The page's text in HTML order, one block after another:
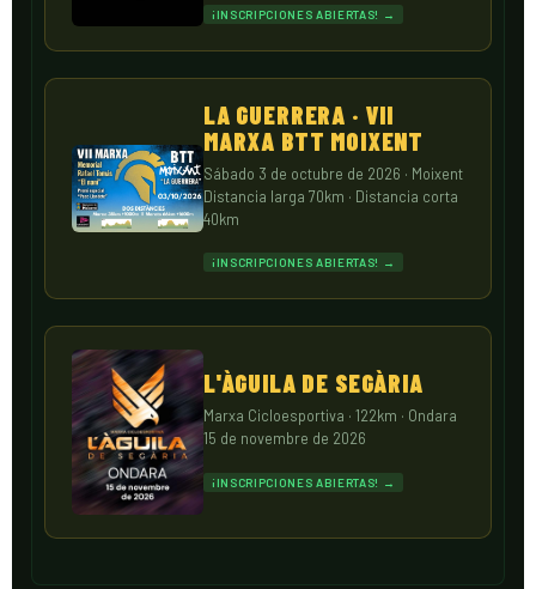
¡INSCRIPCIONES ABIERTAS! →
LA GUERRERA · VII
MARXA BTT MOIXENT
Sábado 3 de octubre de 2026 · Moixent
Distancia larga 70km · Distancia corta
40km
¡INSCRIPCIONES ABIERTAS! →
L'ÀGUILA DE SEGÀRIA
Marxa Cicloesportiva · 122km · Ondara
15 de novembre de 2026
¡INSCRIPCIONES ABIERTAS! →